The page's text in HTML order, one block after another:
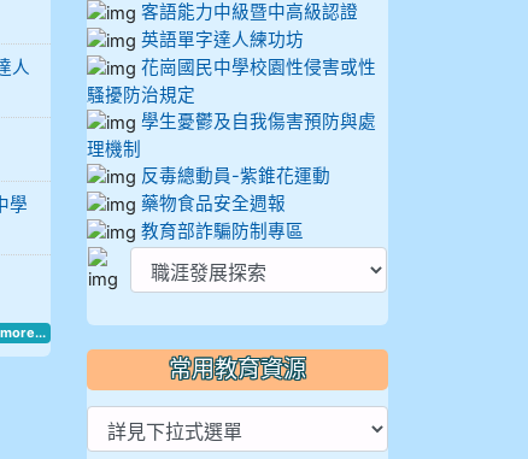
人
學
more...
客語能力中級暨中高級認證
英語單字達人練功坊
花崗國民中學校園性侵害或性
騷擾防治規定
學生憂鬱及自我傷害預防與處
理機制
反毒總動員-紫錐花運動
藥物食品安全週報
教育部詐騙防制專區
常用教育資源